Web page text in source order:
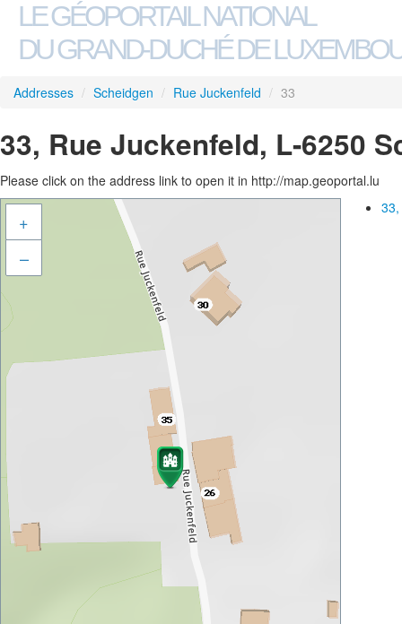
LE GÉOPORTAIL NATIONAL
DU GRAND-DUCHÉ DE
Addresses / Scheidgen / Rue Juckenfeld / 33
33, Rue Juckenfeld, L-6250
Please click on the address link to open it in http://map.geoportal.lu
+
–